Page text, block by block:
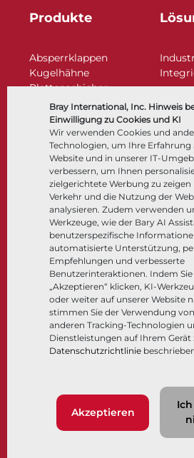
Bray International, Inc. Hinweis
Einwilligung zu Cookies und KI
Wir verwenden Cookies und
Technologien, um Ihre Erfahrung
Website und in unserer IT-
verbessern, um Ihnen
zielgerichtete Werbung zu
Verkehr und die Nutzung der
analysieren. Zudem verwenden
Werkzeuge, wie der Bary AI
benutzerspezifische
automatisierte Unterstützung,
Empfehlungen und verbesserte
Benutzerinteraktionen. Indem
„Akzeptieren“ klicken, KI-
oder weiter auf unserer Website
stimmen Sie der Verwendung
anderen Tracking-Technologien
Dienstleistungen auf Ihrem Gerät
Datenschutzrichtlinie
Akzeptieren
Produkte
Absperrklappen
Kugelhähne
Plattenschieber
Regelarmaturen
Rückschlagklappen
Antriebe | Betätigungen
Steuer- und Regeltechnik
Tieftemperatur​​​​​​​
Unternehmen
Über
Standorte
Lieferantenmanagement
Nachhaltigkeit
Kundenportal
Folgen Sie uns
Nutzungsbedingungen